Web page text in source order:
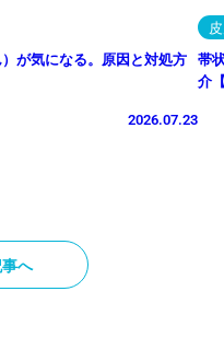
が気になる。原因と対処方
2026.07.23
帯
介
へ